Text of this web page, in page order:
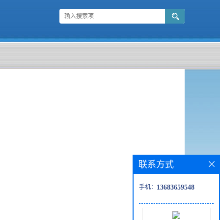
联系方式
手机： 13683659548